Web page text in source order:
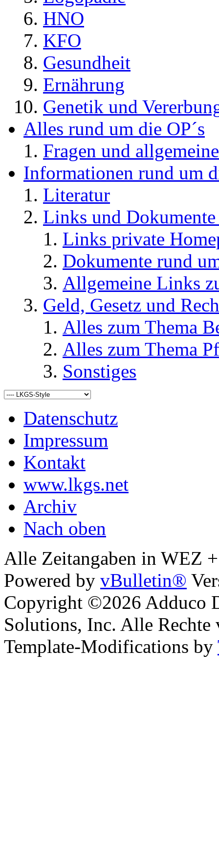
HNO
KFO
Gesundheit
Ernährung
Genetik und
Alles rund um die OP´s
Fragen und
Informationen rund um
Literatur
Links und
Links private
Dokumente rund
Allgemeine Links
Geld, Gesetz und
Alles zum Thema
Alles zum Thema
Sonstiges
Datenschutz
Impressum
Kontakt
www.lkgs.net
Archiv
Nach oben
Alle Zeitangaben in WEZ
Powered by vBulletin®
Copyright ©2026 Adduco
Solutions, Inc. Alle Rechte
Template-Modifications by